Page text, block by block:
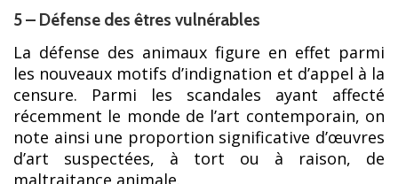
5 – Défense des êtres vulnérables
La défense des animaux figure en effet parmi
les nouveaux motifs d’indignation et d’appel à la
censure. Parmi les scandales ayant affecté
récemment le monde de l’art contemporain, on
note ainsi une proportion significative d’œuvres
d’art suspectées, à tort ou à raison, de